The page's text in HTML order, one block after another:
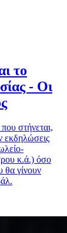
το
- Οι
στήνεται,
εκδηλώσεις
κ.ά.) όσο
θα γίνουν